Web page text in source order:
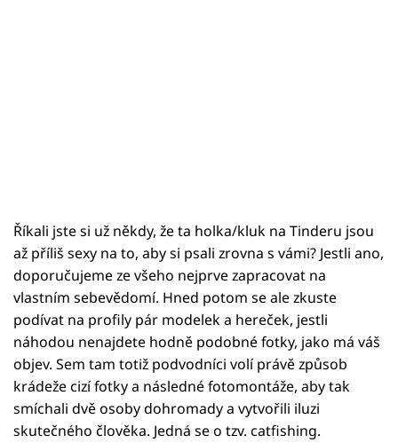
Říkali jste si už někdy, že ta holka/kluk na Tinderu jsou
až příliš sexy na to, aby si psali zrovna s vámi? Jestli ano,
doporučujeme ze všeho nejprve zapracovat na
vlastním sebevědomí. Hned potom se ale zkuste
podívat na profily pár modelek a hereček, jestli
náhodou nenajdete hodně podobné fotky, jako má váš
objev. Sem tam totiž podvodníci volí právě způsob
krádeže cizí fotky a následné fotomontáže, aby tak
smíchali dvě osoby dohromady a vytvořili iluzi
skutečného člověka. Jedná se o tzv. catfishing.